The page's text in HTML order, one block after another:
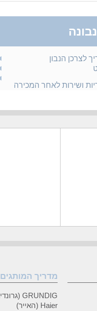
לצרכן הנבון
ושירות לאחר המכירה
מדריך המותגים
GRUNDIG (גרונדיג)
Haier (האייר)